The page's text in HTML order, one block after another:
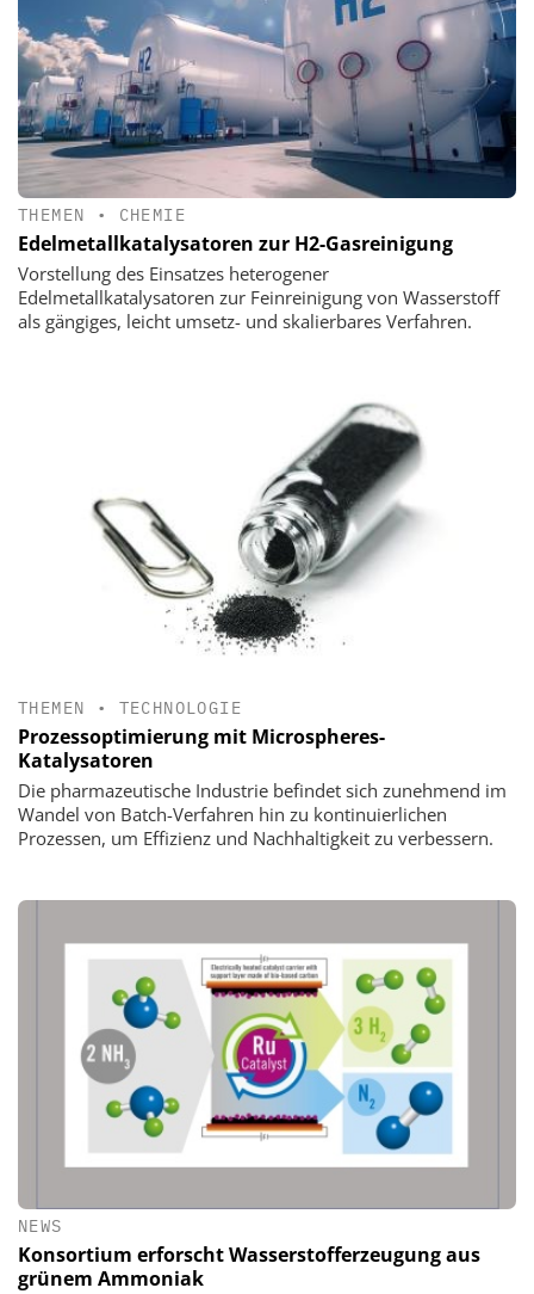
THEMEN • CHEMIE
Edelmetallkatalysatoren zur H2-Gasreinigung
Vorstellung des Einsatzes heterogener
Edelmetallkatalysatoren zur Feinreinigung von Wasserstoff
als gängiges, leicht umsetz- und skalierbares Verfahren.
THEMEN • TECHNOLOGIE
Prozessoptimierung mit Microspheres-
Katalysatoren
Die pharmazeutische Industrie befindet sich zunehmend im
Wandel von Batch-Verfahren hin zu kontinuierlichen
Prozessen, um Effizienz und Nachhaltigkeit zu verbessern.
NEWS
Konsortium erforscht Wasserstofferzeugung aus
grünem Ammoniak